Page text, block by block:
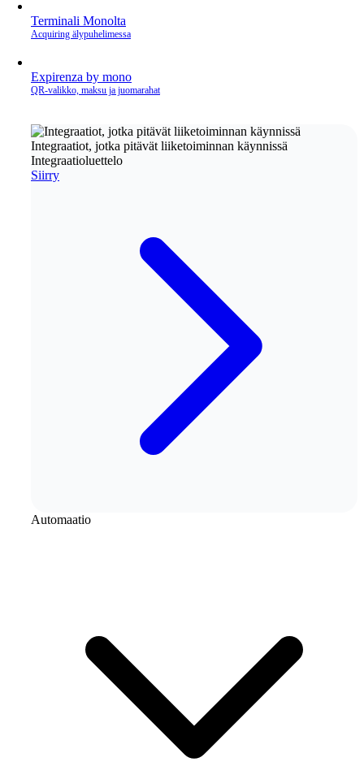
Terminali Monolta
Acquiring älypuhelimessa
Expirenza by mono
QR‑valikko, maksu ja juomarahat
Integraatiot, jotka pitävät liiketoiminnan käynnissä
Integraatioluettelo
Siirry
Automaatio